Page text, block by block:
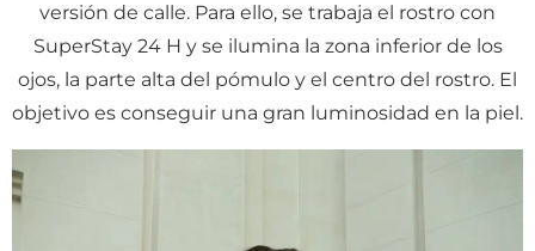
versión de calle. Para ello, se trabaja el rostro con
SuperStay 24 H y se ilumina la zona inferior de los
ojos, la parte alta del pómulo y el centro del rostro. El
objetivo es conseguir una gran luminosidad en la piel.